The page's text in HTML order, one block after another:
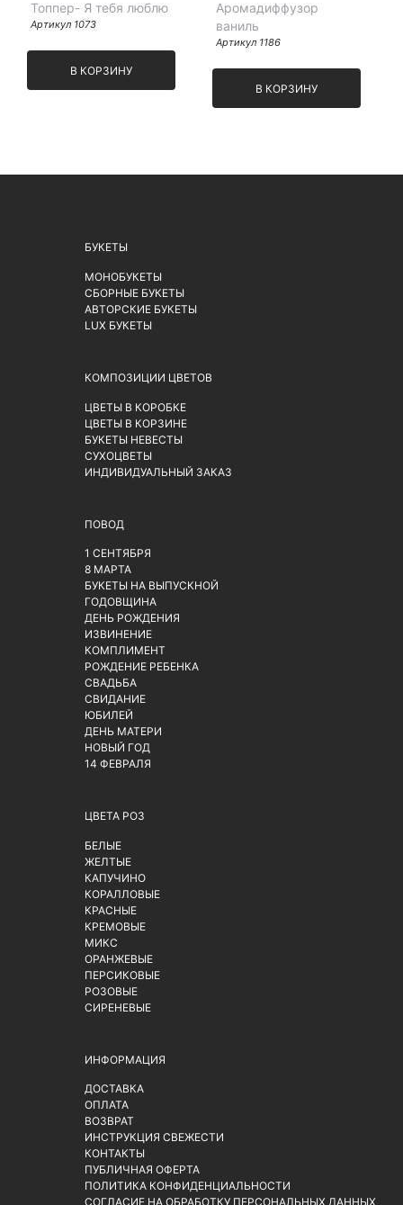
Топпер- Я тебя люблю
Артикул 1073
В КОРЗИНУ
Аромадиффузор
ваниль
Артикул 1186
В КОРЗИНУ
БУКЕТЫ
МОНОБУКЕТЫ
СБОРНЫЕ БУКЕТЫ
АВТОРСКИЕ БУКЕТЫ
LUX БУКЕТЫ
КОМПОЗИЦИИ ЦВЕТОВ
ЦВЕТЫ В КОРОБКЕ
ЦВЕТЫ В КОРЗИНЕ
БУКЕТЫ НЕВЕСТЫ
СУХОЦВЕТЫ
ИНДИВИДУАЛЬНЫЙ ЗАКАЗ
ПОВОД
1 СЕНТЯБРЯ
8 МАРТА
БУКЕТЫ НА ВЫПУСКНОЙ
ГОДОВЩИНА
ДЕНЬ РОЖДЕНИЯ
ИЗВИНЕНИЕ
КОМПЛИМЕНТ
РОЖДЕНИЕ РЕБЕНКА
СВАДЬБА
СВИДАНИЕ
ЮБИЛЕЙ
ДЕНЬ МАТЕРИ
НОВЫЙ ГОД
14 ФЕВРАЛЯ
ЦВЕТА РОЗ
БЕЛЫЕ
ЖЕЛТЫЕ
КАПУЧИНО
КОРАЛЛОВЫЕ
КРАСНЫЕ
КРЕМОВЫЕ
МИКС
ОРАНЖЕВЫЕ
ПЕРСИКОВЫЕ
РОЗОВЫЕ
СИРЕНЕВЫЕ
ИНФОРМАЦИЯ
ДОСТАВКА
ОПЛАТА
ВОЗВРАТ
ИНСТРУКЦИЯ СВЕЖЕСТИ
КОНТАКТЫ
ПУБЛИЧНАЯ ОФЕРТА
ПОЛИТИКА КОНФИДЕНЦИАЛЬНОСТИ
СОГЛАСИЕ НА ОБРАБОТКУ ПЕРСОНАЛЬНЫХ ДАННЫХ